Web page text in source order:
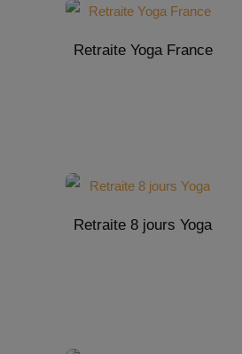
Retraite Yoga France
Retraite 8 jours Yoga